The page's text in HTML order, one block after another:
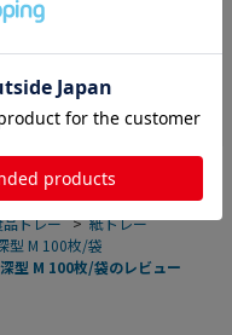
品トレー > 紙トレー
型 M 100枚/袋
型 M 100枚/袋のレビュー